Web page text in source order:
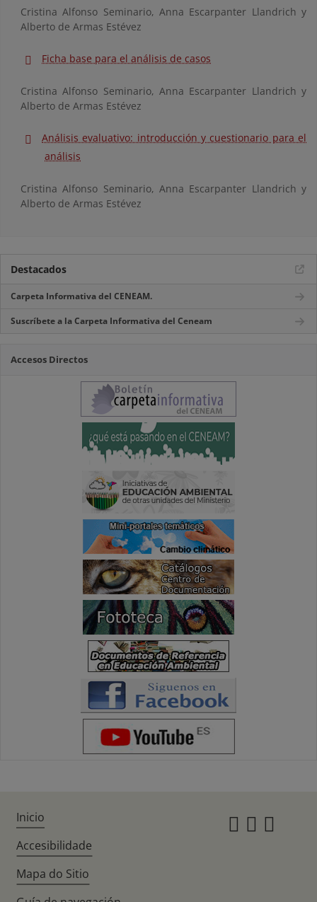
Cristina Alfonso Seminario, Anna Escarpanter Llandrich y
Alberto de Armas Estévez
Ficha base para el análisis de casos
Cristina Alfonso Seminario, Anna Escarpanter Llandrich y
Alberto de Armas Estévez
Análisis evaluativo: introducción y cuestionario para el
análisis
Cristina Alfonso Seminario, Anna Escarpanter Llandrich y
Alberto de Armas Estévez
Destacados
Carpeta Informativa del CENEAM.
Suscríbete a la Carpeta Informativa del Ceneam
Accesos Directos
Inicio
Accesibilidade
Mapa do Sitio